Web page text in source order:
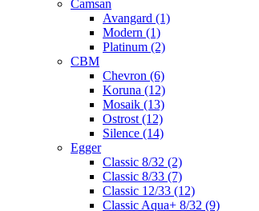
Camsan
Avangard (1)
Modern (1)
Platinum (2)
CBM
Chevron (6)
Koruna (12)
Mosaik (13)
Ostrost (12)
Silence (14)
Egger
Classic 8/32 (2)
Classic 8/33 (7)
Classic 12/33 (12)
Classic Aqua+ 8/32 (9)